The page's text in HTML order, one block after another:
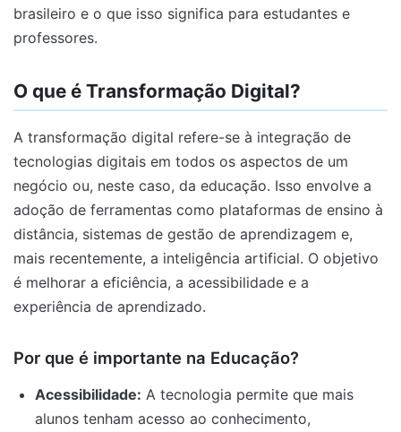
brasileiro e o que isso significa para estudantes e
professores.
O que é Transformação Digital?
A transformação digital refere-se à integração de
tecnologias digitais em todos os aspectos de um
negócio ou, neste caso, da educação. Isso envolve a
adoção de ferramentas como plataformas de ensino à
distância, sistemas de gestão de aprendizagem e,
mais recentemente, a inteligência artificial. O objetivo
é melhorar a eficiência, a acessibilidade e a
experiência de aprendizado.
Por que é importante na Educação?
Acessibilidade: A tecnologia permite que mais
alunos tenham acesso ao conhecimento,